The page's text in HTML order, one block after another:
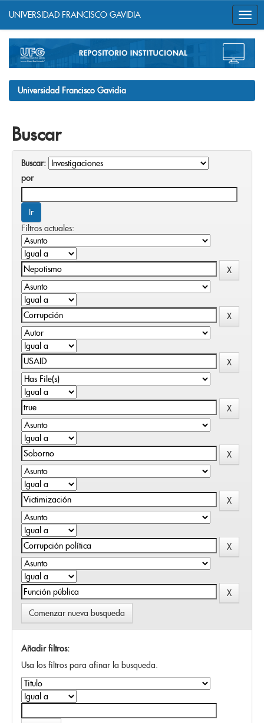
navigation
UNIVERSIDAD FRANCISCO GAVIDIA
Universidad Francisco Gavidia
Buscar
Buscar:
por
Filtros actuales:
Comenzar nueva busqueda
Añadir filtros:
Usa los filtros para afinar la busqueda.